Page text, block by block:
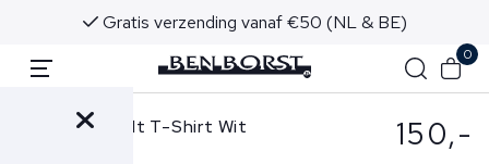
Gratis verzending vanaf €50 (NL & BE)
0
Stefan Brandt T-Shirt Wit 150,-